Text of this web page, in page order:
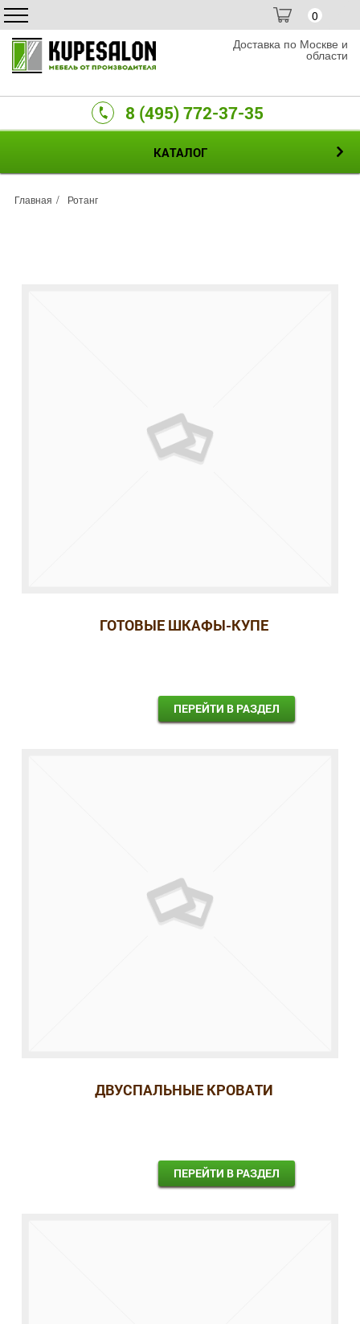
0
Доставка по Москве и
области
8 (495) 772-37-35
КАТАЛОГ
Главная Ротанг
ГОТОВЫЕ ШКАФЫ-КУПЕ
ПЕРЕЙТИ В РАЗДЕЛ
ДВУСПАЛЬНЫЕ КРОВАТИ
ПЕРЕЙТИ В РАЗДЕЛ